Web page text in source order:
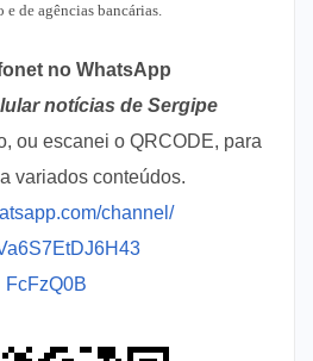
e de agências bancárias.
no WhatsApp
notícias de Sergipe
ou escanei o QRCODE, para
variados conteúdos.
channel/
FcFzQ0B